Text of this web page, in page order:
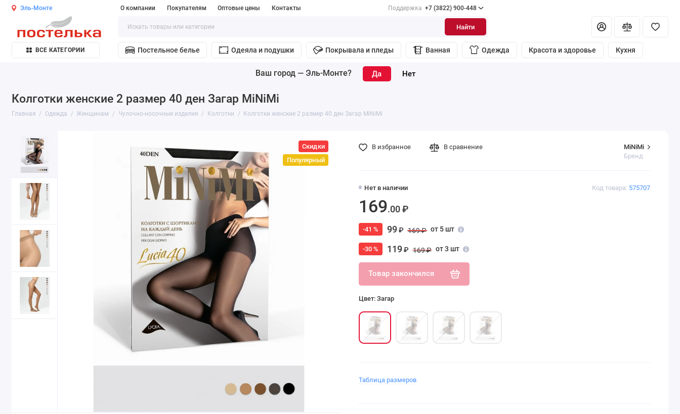
Эль-Монте О компании Покупателям Оптовые цены Контакты Поддержка +7 (3822) 900-448
Найти
ВСЕ КАТЕГОРИИ Постельное белье Одеяла и подушки Покрывала и пледы Ванная Одежда Красота и здоровье Кухня
Ваш город — Эль-Монте?
Колготки женские 2 размер 40 ден Загар MiNiMi
Главная Одежда Женщинам Чулочно-носочные изделия Колготки Колготки женские 2 размер 40 ден Загар MiNiMi
Скидки
Популярный
Код товара: 575707
MiNiMi
Бренд
Нет в наличии
169.00 ₽
-41 % 99₽ 169 ₽ от 5 шт
-30 % 119₽ 169 ₽ от 3 шт
Товар закончился
Цвет: Загар
В избранное В сравнение
Таблица размеров